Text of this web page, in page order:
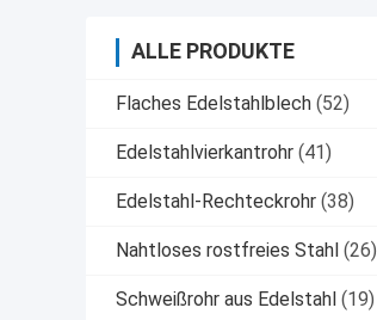
ALLE PRODUKTE
Flaches Edelstahlblech (52)
Edelstahlvierkantrohr (41)
Edelstahl-Rechteckrohr (38)
Nahtloses rostfreies Stahl (26)
Schweißrohr aus Edelstahl (19)